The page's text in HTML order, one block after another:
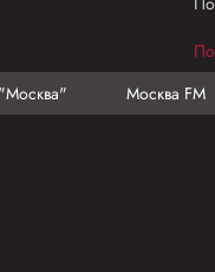
Москва FM